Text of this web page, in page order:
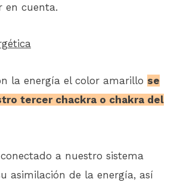
en cuenta.
la energía el color amarillo se
tercer chackra o chakra del
a nuestro sistema
asimilación de la energía, así